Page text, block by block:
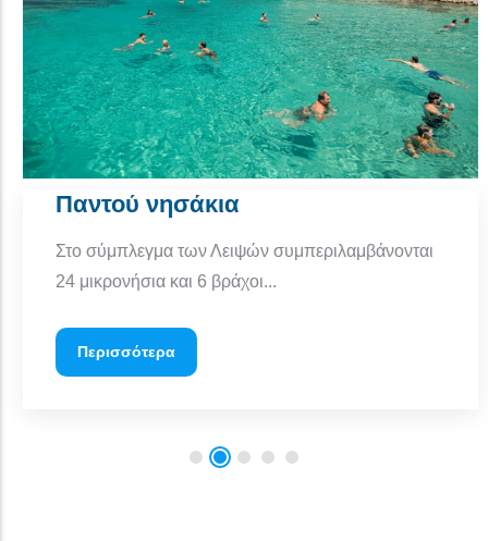
Παντού νησάκια
Στο σύμπλεγμα των Λειψών συμπεριλαμβάνονται
24 μικρονήσια και 6 βράχοι...
Περισσότερα